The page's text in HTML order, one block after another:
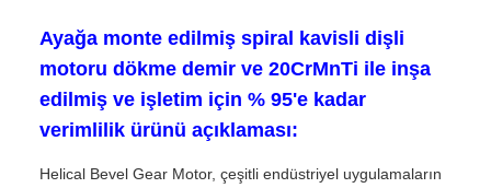
Ayağa monte edilmiş spiral kavisli dişli
motoru dökme demir ve 20CrMnTi ile inşa
edilmiş ve işletim için % 95'e kadar
verimlilik ürünü açıklaması:
Helical Bevel Gear Motor, çeşitli endüstriyel uygulamaların